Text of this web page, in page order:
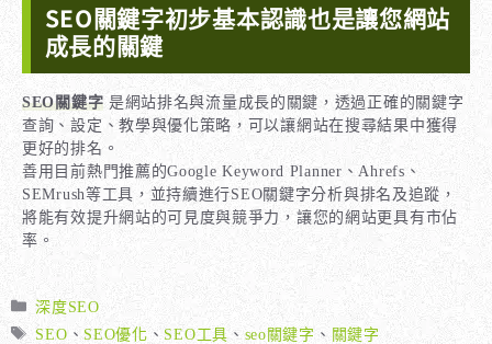
SEO關鍵字初步基本認識也是讓您網站
成長的關鍵
SEO關鍵字 是網站排名與流量成長的關鍵，透過正確的關鍵字
查詢、設定、教學與優化策略，可以讓網站在搜尋結果中獲得
更好的排名。
善用目前熱門推薦的Google Keyword Planner、Ahrefs、
SEMrush等工具，並持續進行SEO關鍵字分析與排名及追蹤，
將能有效提升網站的可見度與競爭力，讓您的網站更具有市佔
率。
分
類
深度SEO
標
SEO 、SEO優化 、 SEO工具 、 seo關鍵字 、 關鍵字